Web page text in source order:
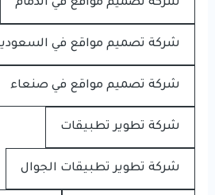
شركة تصميم مواقع في الدمام
شركة تصميم مواقع في
شركة تصميم مواقع في صنعاء
شركة تطوير تطبيقات
شركة تطوير تطبيقات الجوال